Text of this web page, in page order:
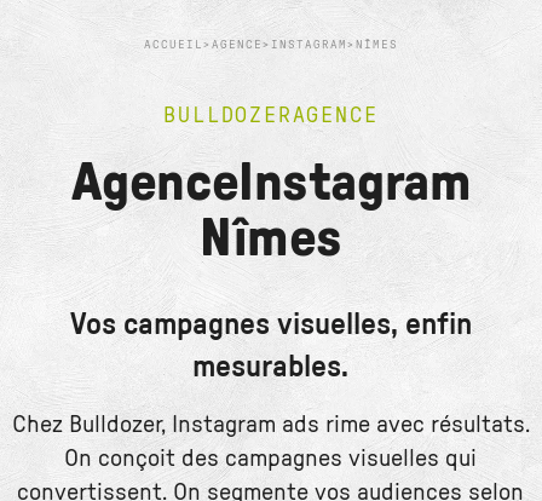
ACCUEIL > AGENCE > INSTAGRAM > NÎMES
BULLDOZERAGENCE
AgenceInstagram
Nîmes
Vos campagnes visuelles, enfin
mesurables.
Chez Bulldozer, Instagram ads rime avec résultats.
On conçoit des campagnes visuelles qui
convertissent. On segmente vos audiences selon